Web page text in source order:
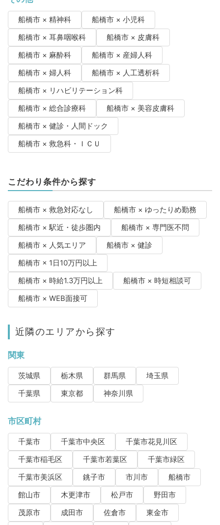
船橋市 × 精神科
船橋市 × 小児科
船橋市 × 耳鼻咽喉科
船橋市 × 皮膚科
船橋市 × 麻酔科
船橋市 × 産婦人科
船橋市 × 婦人科
船橋市 × 人工透析科
船橋市 × リハビリテーション科
船橋市 × 総合診療科
船橋市 × 美容皮膚科
船橋市 × 健診・人間ドック
船橋市 × 救急科・ＩＣＵ
こだわり条件から探す
船橋市 × 救急対応なし
船橋市 × ゆったりめ勤務
船橋市 × 駅近・徒歩圏内
船橋市 × 専門医不問
船橋市 × 人気エリア
船橋市 × 健診
船橋市 × 1日10万円以上
船橋市 × 時給1.3万円以上
船橋市 × 時短相談可
船橋市 × WEB面接可
近隣のエリアから探す
関東
茨城県 栃木県 群馬県
埼玉県
千葉県
東京都 神奈川県
市区町村
千葉市 千葉市中央区
千葉市花見川区
千葉市稲毛区
千葉市若葉区
千葉市緑区
千葉市美浜区
銚子市 市川市
船橋市
館山市
木更津市 松戸市
野田市
茂原市
成田市 佐倉市
東金市